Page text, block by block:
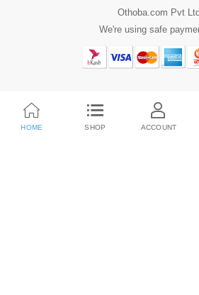
Othoba.com Pvt Ltd
We're using safe
HOME SHOP ACCOUNT